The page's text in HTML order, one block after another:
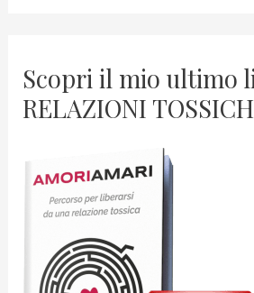
Scopri il mio ultimo
RELAZIONI